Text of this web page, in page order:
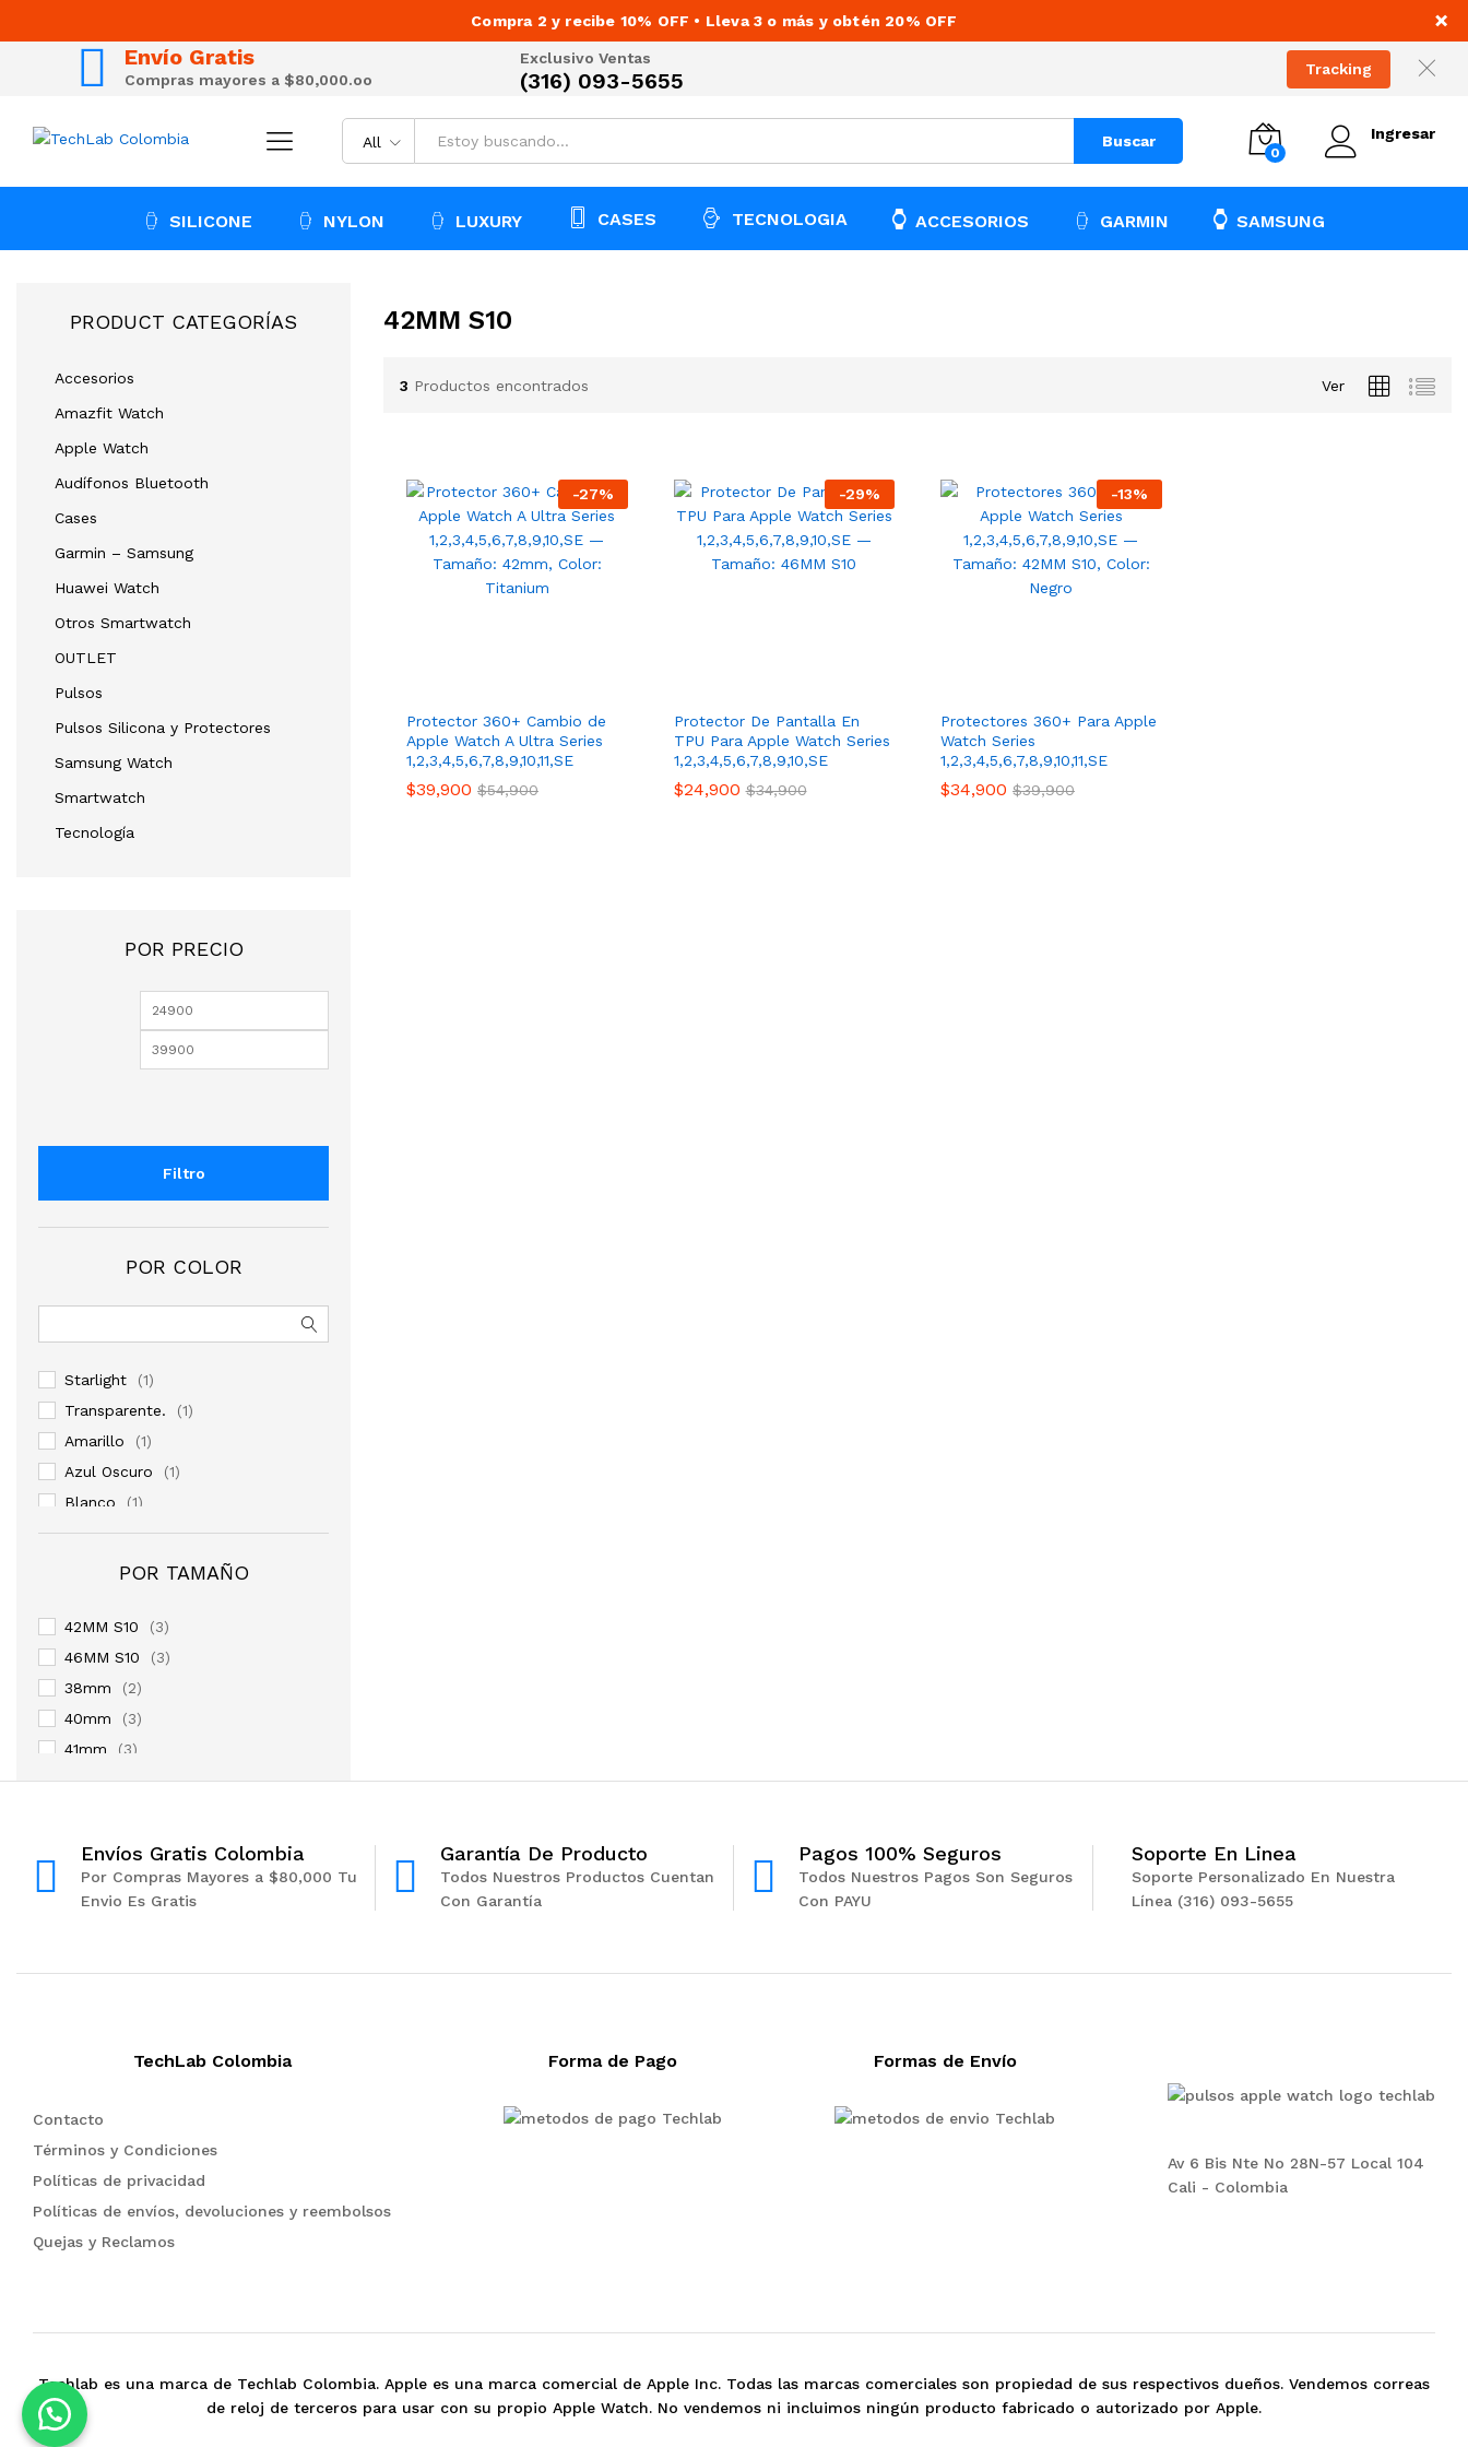
Compra 2 y recibe 10% OFF • Lleva 3 o más y obtén 20% OFF ×
Envío Gratis
Compras mayores a $80,000.oo
Exclusivo Ventas
(316) 093-5655 Tracking
All Buscar
0
Ingresar
SILICONE NYLON LUXURY CASES TECNOLOGIA ACCESORIOS GARMIN SAMSUNG
42MM S10
3 Productos encontrados Ver
-27%
Protector 360+ Cambio de
Apple Watch A Ultra Series
1,2,3,4,5,6,7,8,9,10,11,SE
$39,900 $54,900
-29%
Protector De Pantalla En
TPU Para Apple Watch Series
1,2,3,4,5,6,7,8,9,10,SE
$24,900 $34,900
-13%
Protectores 360+ Para Apple
Watch Series
1,2,3,4,5,6,7,8,9,10,11,SE
$34,900 $39,900
PRODUCT CATEGORÍAS
Accesorios
Amazfit Watch
Apple Watch
Audífonos Bluetooth
Cases
Garmin – Samsung
Huawei Watch
Otros Smartwatch
OUTLET
Pulsos
Pulsos Silicona y Protectores
Samsung Watch
Smartwatch
Tecnología
POR PRECIO
Precio
Filtro
POR COLOR
Starlight (1)
Transparente. (1)
Amarillo (1)
Azul Oscuro (1)
Blanco (1)
Negro (2)
Pink Sand (1)
Rojo (1)
Rose Gold (1)
Titanium (1)
POR TAMAÑO
42MM S10 (3)
46MM S10 (3)
38mm (2)
40mm (3)
41mm (3)
42mm (2)
Envíos Gratis Colombia
Por Compras Mayores a $80,000 Tu
Envio Es Gratis
Garantía De Producto
Todos Nuestros Productos Cuentan
Con Garantía
Pagos 100% Seguros
Todos Nuestros Pagos Son Seguros
Con PAYU
Soporte En Linea
Soporte Personalizado En Nuestra
Línea (316) 093-5655
TechLab Colombia
Contacto
Términos y Condiciones
Políticas de privacidad
Políticas de envíos, devoluciones y reembolsos
Quejas y Reclamos
Forma de Pago Formas de Envío
Av 6 Bis Nte No 28N-57 Local 104
Cali - Colombia
Techlab es una marca de Techlab Colombia. Apple es una marca comercial de Apple Inc. Todas las marcas comerciales son propiedad de sus respectivos dueños. Vendemos correas
de reloj de terceros para usar con su propio Apple Watch. No vendemos ni incluimos ningún producto fabricado o autorizado por Apple.